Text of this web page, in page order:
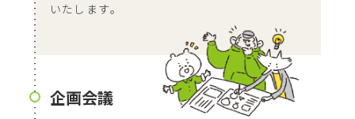
いたします。
企画会議